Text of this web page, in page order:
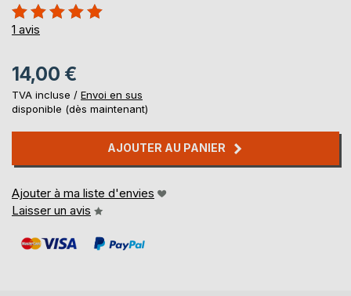
Évaluation:
100%
1 avis
14,00 €
TVA incluse / Envoi en sus
disponible (dès maintenant)
AJOUTER AU PANIER
Ajouter à ma liste d'envies
Laisser un avis